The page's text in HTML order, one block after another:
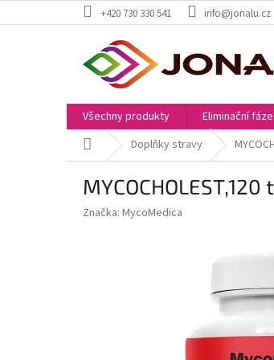
na
+420 730 330 541 info@jonalu.cz
Všechny produkty Eliminační fáze
Domů Doplňky stravy
Značka: MycoMedica